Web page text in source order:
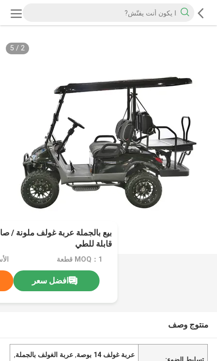
2
/
5
بيع بالجملة عربة غولف ملونة /
قابلة للطي
MOQ：1 قطعة
افضل سعر
منتوج وصف
تسليط الضوء:
عربة غولف 14 بوصة ,عربة الغولف بالجملة,